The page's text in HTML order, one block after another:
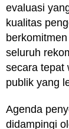
evaluasi
kualitas
seluruh
secara tepat
publik yang
Agenda
didampingi